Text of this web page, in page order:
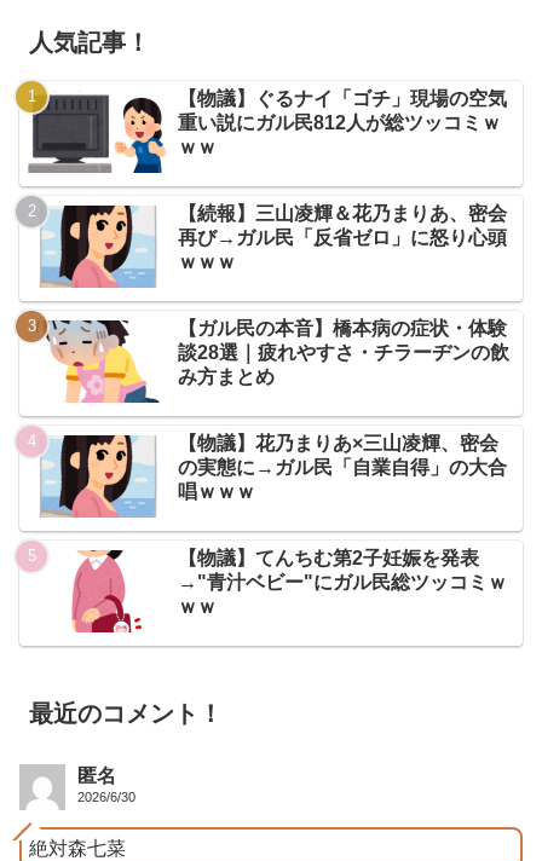
人気記事！
【物議】ぐるナイ「ゴチ」現場の空気
重い説にガル民812人が総ツッコミｗ
ｗｗ
【続報】三山凌輝＆花乃まりあ、密会
再び→ガル民「反省ゼロ」に怒り心頭
ｗｗｗ
【ガル民の本音】橋本病の症状・体験
談28選｜疲れやすさ・チラーヂンの飲
み方まとめ
【物議】花乃まりあ×三山凌輝、密会
の実態に→ガル民「自業自得」の大合
唱ｗｗｗ
【物議】てんちむ第2子妊娠を発表
→"青汁ベビー"にガル民総ツッコミｗ
ｗｗ
最近のコメント！
匿名
2026/6/30
絶対森七菜